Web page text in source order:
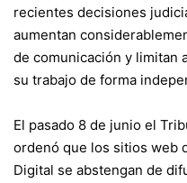
recientes decisiones
aumentan
de comunicación y limitan
su trabajo de forma
El pasado 8 de junio el
ordenó que los sitios web
Digital se abstengan de